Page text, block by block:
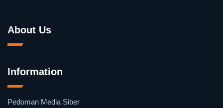
About Us
Information
Pedoman Media Siber